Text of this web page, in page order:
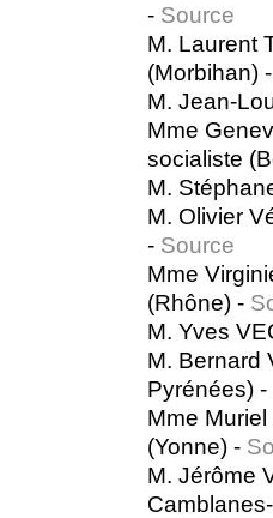
- Source
M. Laurent
(Morbihan)
M. Jean-
Mme
socialiste
M.
M. Olivier
- Source
Mme
(Rhône) -
M. Yves
M. Bernard
Pyrénées) -
Mme
(Yonne) -
M. Jérôme